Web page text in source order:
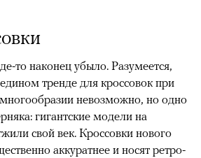
то наконец убыло. Разумеется,
тренде для кроссовок при
невозможно, но одно
гигантские модели на
свой век. Кроссовки нового
аккуратнее и носят ретро-